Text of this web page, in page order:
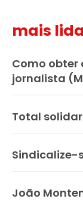
mais
Como obter
jornalista
Total
Sindicalize-
João